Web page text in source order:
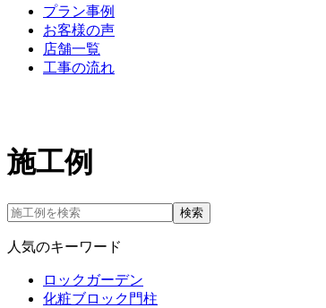
プラン事例
お客様の声
店舗一覧
工事の流れ
施工例
検索
人気のキーワード
ロックガーデン
化粧ブロック門柱